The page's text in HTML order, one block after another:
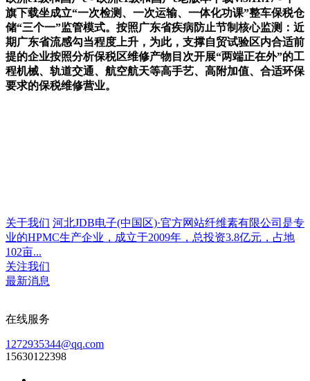
旗下载坐成立“一次检测、一次运输、一体化功课”整车保税仓
储“三个一”监管模式。按照广东省疾病防止节制核心监测：近
期广东省流感勾当程度上升，为此，支撑自贸试验区内合适前
提的企业按照分析保税区维修产物目次开展“两端正在外”的工
程机械、轨道交通、航空航天等高手艺、高附加值、合适环保
要求的保税维修营业。
关于我们 河北JDB电子(中国区)·官方网站纤维素有限公司是专
业的HPMC生产企业，成立于2009年，总投资3.8亿元，占地
102亩...
关注我们
最新消息
在线服务
1272935344@qq.com
15630122398